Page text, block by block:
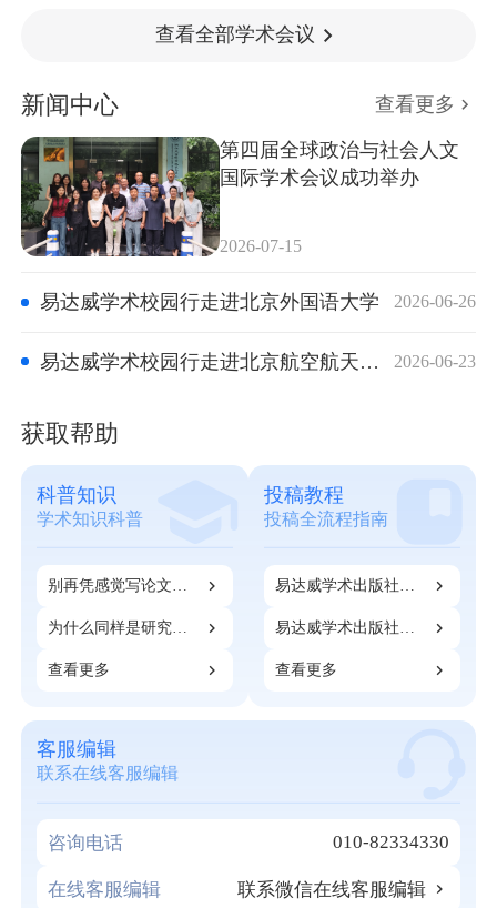
查看全部学术会议
新闻中心 查看更多
第四届全球政治与社会人文
国际学术会议成功举办
2026-07-15
易达威学术校园行走进北京外国语大学 2026-06-26
易达威学术校园行走进北京航空航天大学 2026-06-23
获取帮助
科普知识
学术知识科普
别再凭感觉写论文
的成果，都死在第一
为什么同样是研究
开始发表论文？
查看更多
投稿教程
投稿全流程指南
易达威学术出版社：
易达威学术出版社：
查看更多
客服编辑
联系在线客服编辑
咨询电话 010-82334330
在线客服编辑 联系微信在线客服编辑